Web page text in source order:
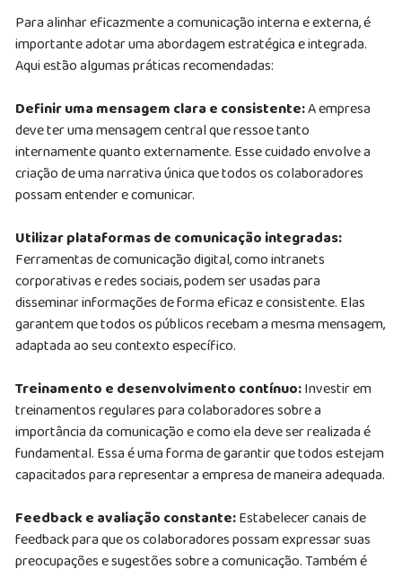
Para alinhar eficazmente a comunicação interna e externa, é
importante adotar uma abordagem estratégica e integrada.
Aqui estão algumas práticas recomendadas:
Definir uma mensagem clara e consistente:A empresa
deve ter uma mensagem central que ressoe tanto
internamente quanto externamente. Esse cuidado envolve a
criação de uma narrativa única que todos os colaboradores
possam entender e comunicar.
Utilizar plataformas de comunicação integradas:
Ferramentas de comunicação digital, como intranets
corporativas e redes sociais, podem ser usadas para
disseminar informações de forma eficaz e consistente. Elas
garantem que todos os públicos recebam a mesma mensagem,
adaptada ao seu contexto específico.
Treinamento e desenvolvimento contínuo:Investir em
treinamentos regulares para colaboradores sobre a
importância da comunicação e como ela deve ser realizada é
fundamental. Essa é uma forma de garantir que todos estejam
capacitados para representar a empresa de maneira adequada.
Feedback e avaliação constante:Estabelecer canais de
feedback para que os colaboradores possam expressar suas
preocupações e sugestões sobre a comunicação. Também é